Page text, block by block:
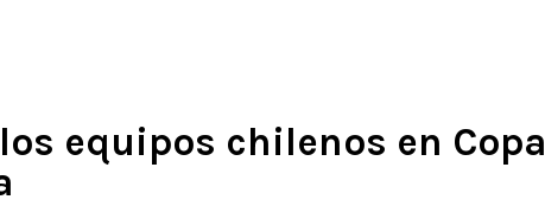
equipos chilenos en Copa